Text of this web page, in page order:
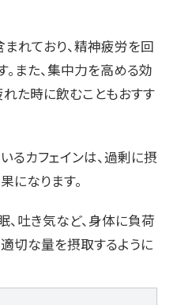
れており、精神疲労を回
また、集中力を高める効
た時に飲むこともおすす
るカフェインは、過剰に摂
になります。
吐き気など、身体に負荷
切な量を摂取するように